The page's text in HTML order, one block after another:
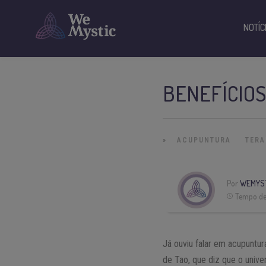
» ACUPUNTURA
Por
Tempo
Já ouviu falar em
de Tao, que diz que o